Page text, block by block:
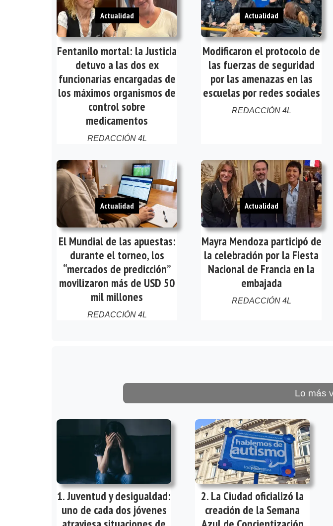
Fentanilo mortal: la Justicia
detuvo a las dos ex
funcionarias encargadas de
los máximos organismos de
control sobre
medicamentos
REDACCIÓN 4L
Actualidad
Modificaron el protocolo de
las fuerzas de seguridad
por las amenazas en las
escuelas por redes sociales
REDACCIÓN 4L
Actualidad
El Mundial de las apuestas:
durante el torneo, los
“mercados de predicción”
movilizaron más de USD 50
mil millones
REDACCIÓN 4L
Actualidad
Mayra Mendoza participó de
la celebración por la Fiesta
Nacional de Francia en la
embajada
REDACCIÓN 4L
Actualidad
Lo más
Juventud y desigualdad:
uno de cada dos jóvenes
La Ciudad oficializó la
creación de la Semana